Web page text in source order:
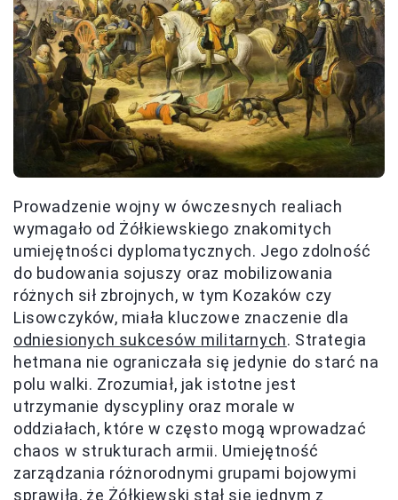
Prowadzenie wojny w ówczesnych realiach
wymagało od Żółkiewskiego znakomitych
umiejętności dyplomatycznych. Jego zdolność
do budowania sojuszy oraz mobilizowania
różnych sił zbrojnych, w tym Kozaków czy
Lisowczyków, miała kluczowe znaczenie dla
odniesionych sukcesów militarnych. Strategia
hetmana nie ograniczała się jedynie do starć na
polu walki. Zrozumiał, jak istotne jest
utrzymanie dyscypliny oraz morale w
oddziałach, które w często mogą wprowadzać
chaos w strukturach armii. Umiejętność
zarządzania różnorodnymi grupami bojowymi
sprawiła, że Żółkiewski stał się jednym z